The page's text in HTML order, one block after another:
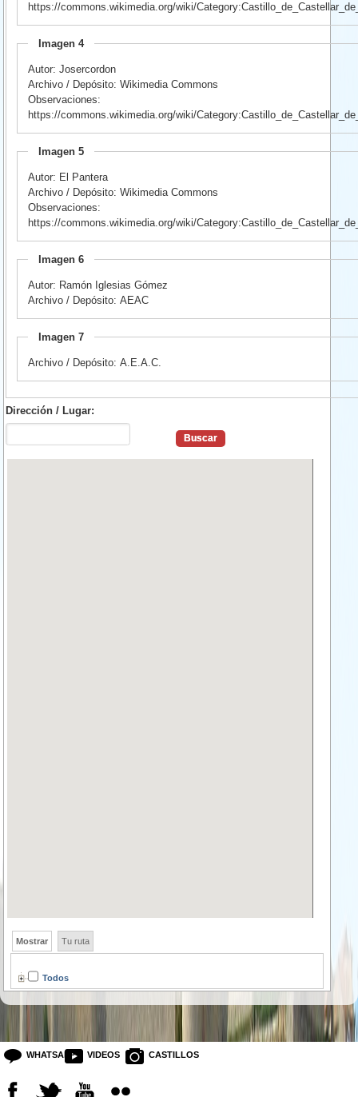
https://commons.wikimedia.org/wiki/
Imagen 4
Autor: Josercordon
Archivo / Depósito: Wikimedia Commons
Observaciones:
https://commons.wikimedia.org/wiki/
Imagen 5
Autor: El Pantera
Archivo / Depósito: Wikimedia Commons
Observaciones:
https://commons.wikimedia.org/wiki/
Imagen 6
Autor: Ramón Iglesias Gómez
Archivo / Depósito: AEAC
Imagen 7
Archivo / Depósito: A.E.A.C.
Dirección / Lugar:
Mostrar Tu ruta
Todos
WHATSAPP VIDEOS CASTILLOS